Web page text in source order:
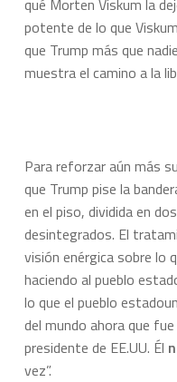
qué Morten Viskum la
potente de lo que
que Trump más que
muestra el camino a la
Para reforzar aún más
que Trump pise la
en el piso, dividida en
desintegrados. El
visión enérgica sobre lo
haciendo al pueblo
lo que el pueblo
del mundo ahora que
presidente de EE.UU. Él
vez”.